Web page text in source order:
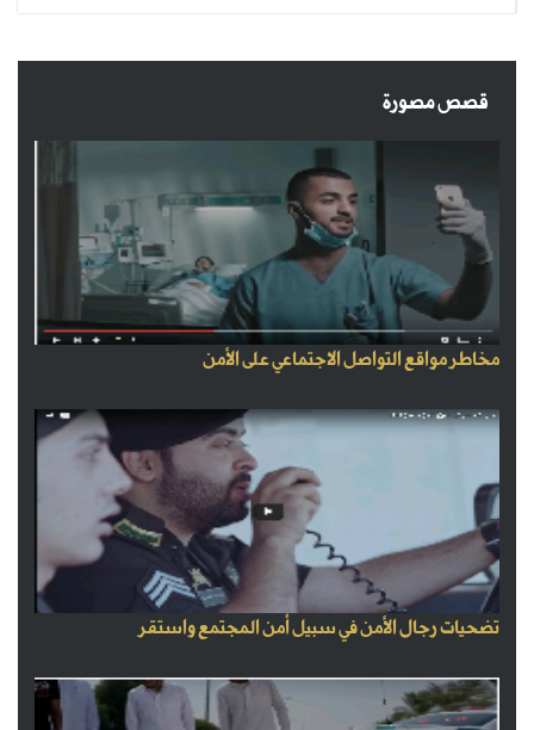
قصص مصورة
مخاطر مواقع التواصل الاجتماعي على الأمن
تضحيات رجال الأمن في سبيل أمن المجتمع واستقر